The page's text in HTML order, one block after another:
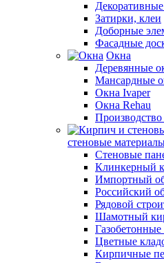
Затирки, клеи
Доборные
Фасадные
Окна
Деревянные
Мансардные
Окна Ivaper
Окна Rehau
стеновые
Стеновые
Клинкерный
Импортный
Российский
Рядовой
Шамотный
Газобетонные
Цветные
Кирпичные